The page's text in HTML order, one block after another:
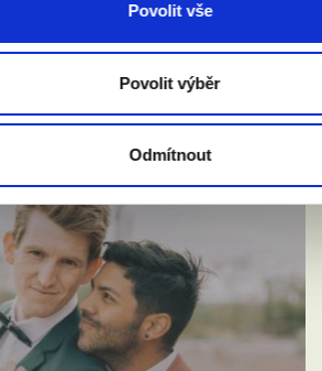
Povolit vše
Povolit výběr
Odmítnout